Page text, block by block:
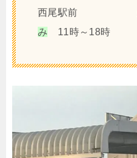
西尾駅前
み 11時～18時